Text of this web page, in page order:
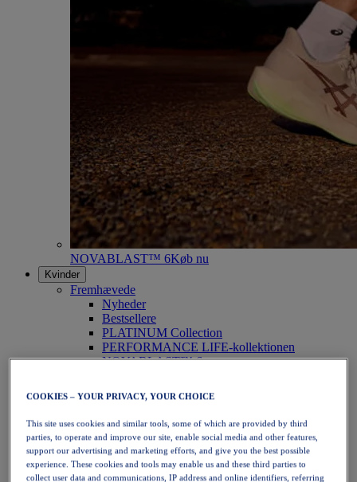
NOVABLAST™ 6Køb nu
Kvinder
Fremhævede
Nyheder
Bestsellere
PLATINUM Collection
PERFORMANCE LIFE-kollektionen
NOVABLAST™ 6
Løb
Trailløb
Tennis
Volleyball
Håndbold
Padel
Netbold
COOKIES – YOUR PRIVACY, YOUR CHOICE
This site uses cookies and similar tools, some of which are provided by third
parties, to operate and improve our site, enable social media and other features,
support our advertising and marketing efforts, and give you the best possible
experience. These cookies and tools may enable us and these third parties to
collect user data and communications, IP address and online identifiers, referring